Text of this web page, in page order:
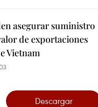
asegurar suministro
de exportaciones
Vietnam
Descargar